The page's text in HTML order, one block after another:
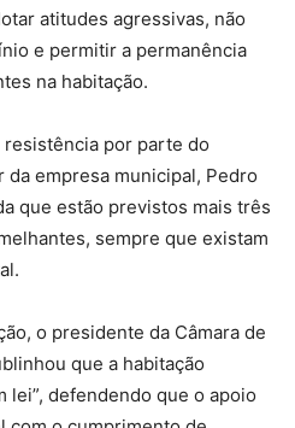
atitudes agressivas, não
e permitir a permanência
na habitação.
por parte do
empresa municipal, Pedro
que estão previstos mais três
sempre que existam
o presidente da Câmara de
que a habitação
lei”, defendendo que o apoio